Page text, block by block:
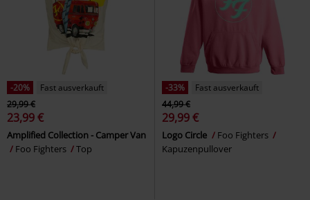
-20%
Fast ausverkauft
29,99 €
23,99 €
Amplified Collection - Camper Van
Foo Fighters
Top
-33%
Fast ausverkauft
44,99 €
29,99 €
Logo Circle
Foo Fighters
Kapuzenpullover